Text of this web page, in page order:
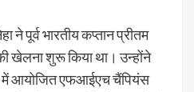
ने पूर्व भारतीय कप्तान प्रीतम
खेलना शुरू किया था। उन्होंने
में आयोजित एफआईएच चैंपियंस